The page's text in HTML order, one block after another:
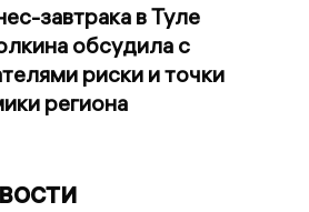
завтрака в Туле
обсудила с
риски и точки
региона